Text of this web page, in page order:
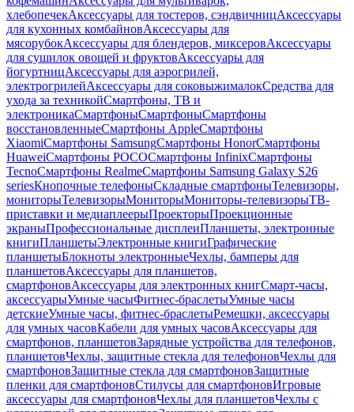
хлебопечекАксессуары для тостеров, сэндвичницАксессуары
для кухонных комбайновАксессуары для
мясорубокАксессуары для блендеров, миксеровАксессуары
для сушилок овощей и фруктовАксессуары для
йогуртницАксессуары для аэрогрилей,
электрогрилейАксессуары для соковыжималокСредства для
ухода за техникойСмартфоны, ТВ и
электроникаСмартфоныСмартфоныСмартфоны
восстановленныеСмартфоны AppleСмартфоны
XiaomiСмартфоны SamsungСмартфоны HonorСмартфоны
HuaweiСмартфоны POCOСмартфоны InfinixСмартфоны
TecnoСмартфоны RealmeСмартфоны Samsung Galaxy S26
seriesКнопочные телефоныСкладные смартфоныТелевизоры,
мониторыТелевизорыМониторыМониторы-телевизорыТВ-
приставки и медиаплеерыПроекторыПроекционные
экраныПрофессиональные дисплеиПланшеты, электронные
книгиПланшетыЭлектронные книгиГрафические
планшетыБлокноты электронныеЧехлы, бамперы для
планшетовАксессуары для планшетов,
смартфоновАксессуары для электронных книгСмарт-часы,
аксессуарыУмные часыФитнес-браслетыУмные часы
детскиеУмные часы, фитнес-браслетыРемешки, аксессуары
для умных часовКабели для умных часовАксессуары для
смартфонов, планшетовЗарядные устройства для телефонов,
планшетовЧехлы, защитные стекла для телефоновЧехлы для
смартфоновЗащитные стекла для смартфоновЗащитные
пленки для смартфоновСтилусы для смартфоновИгровые
аксессуары для смартфоновЧехлы для планшетовЧехлы с